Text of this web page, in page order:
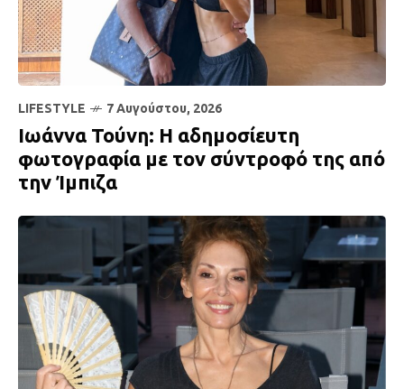
LIFESTYLE 7 Αυγούστου, 2026
Ιωάννα Τούνη: Η αδημοσίευτη
φωτογραφία με τον σύντροφό της από
την Ίμπιζα